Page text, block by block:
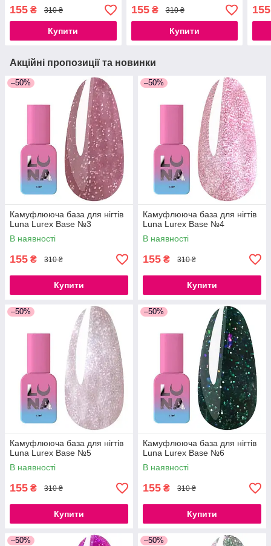
155 ₴ 310 ₴
Купити
155₴ 310 ₴
Купити
155
Акційні пропозиції та новинки
–50%
Камуфлююча база для нігтів
Luna Lurex Base №3
В наявності
155 ₴ 310 ₴
Купити
–50%
Камуфлююча база для нігтів
Luna Lurex Base №4
В наявності
155 ₴ 310 ₴
Купити
–50%
Камуфлююча база для нігтів
Luna Lurex Base №5
В наявності
155 ₴ 310 ₴
Купити
–50%
Камуфлююча база для нігтів
Luna Lurex Base №6
В наявності
155 ₴ 310 ₴
Купити
–50% –50%